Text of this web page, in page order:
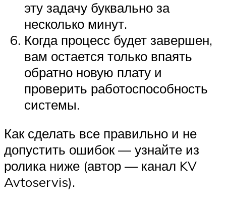
эту задачу буквально за
несколько минут.
Когда процесс будет завершен,
вам остается только впаять
обратно новую плату и
проверить работоспособность
системы.
Как сделать все правильно и не
допустить ошибок — узнайте из
ролика ниже (автор — канал KV
Avtoservis).